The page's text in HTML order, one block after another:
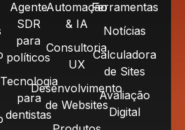
Agente
SDR
para
políticos
Tecnologia
para
dentistas
Automação
& IA
Consultoria
UX
Desenvolvimento
de Websites
Ferramentas
Notícias
Calculadora
de Sites
Avaliação
Digital